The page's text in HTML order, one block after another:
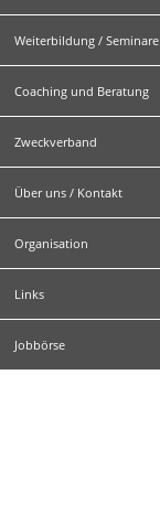
Weiterbildung / Seminare
Coaching und Beratung
Zweckverband
Über uns / Kontakt
Organisation
Links
Jobbörse